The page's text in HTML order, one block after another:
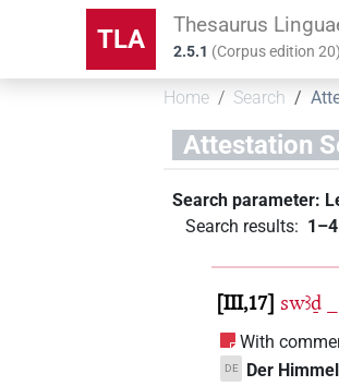
TLA Thesaurus
2.5.1 (Corpus edition20)
Home Search
Attestation
Search parameter:
Search results: 1–4
III,17 swꜣḏ
With
DE
Der